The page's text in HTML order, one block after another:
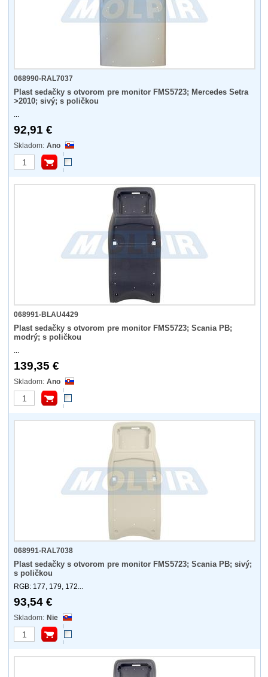
068990-RAL7037
Plast sedačky s otvorom pre monitor FMS5723; Mercedes Setra
>2010; sivý; s poličkou
...
92,91 €
Ano
068991-BLAU4429
Plast sedačky s otvorom pre monitor FMS5723; Scania PB;
modrý; s poličkou
...
139,35 €
Ano
068991-RAL7038
Plast sedačky s otvorom pre monitor FMS5723; Scania PB; sivý;
s poličkou
RGB: 177, 179, 172...
93,54 €
Nie